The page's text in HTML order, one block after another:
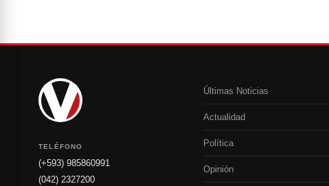
TELÉFONO
(+593) 985860991
(042) 2327200
Últimas Noticias
Actualidad
Política
Opinión